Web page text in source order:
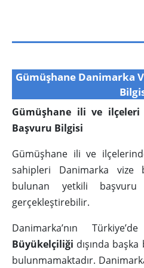
Gümüşhane Danimarka
Gümüşhane ili ve
Başvuru Bilgisi
Gümüşhane ili ve
sahipleri Danimarka vize
bulunan yetkili başvuru
gerçekleştirebilir.
Danimarka’nın
Büyükelçiliği dışında
bulunmamaktadır.